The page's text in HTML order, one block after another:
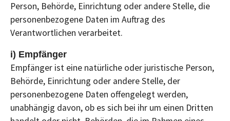
Person, Behörde, Einrichtung oder andere Stelle, die
personenbezogene Daten im Auftrag des
Verantwortlichen verarbeitet.
i) Empfänger
Empfänger ist eine natürliche oder juristische Person,
Behörde, Einrichtung oder andere Stelle, der
personenbezogene Daten offengelegt werden,
unabhängig davon, ob es sich bei ihr um einen Dritten